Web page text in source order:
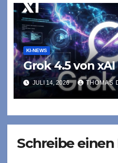
KI-NEWS
Grok 4.5 von xAI
JULI 14, 2026 THOMAS
Schreibe